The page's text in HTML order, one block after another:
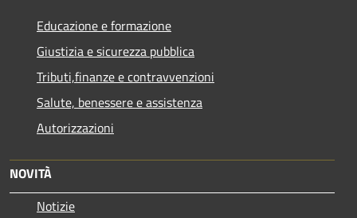
Educazione e formazione
Giustizia e sicurezza pubblica
Tributi,finanze e contravvenzioni
Salute, benessere e assistenza
Autorizzazioni
NOVITÀ
Notizie